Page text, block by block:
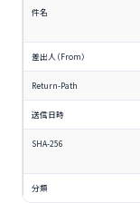
件名
差出人（From）
Return-Path
送信日時
SHA-256
分類